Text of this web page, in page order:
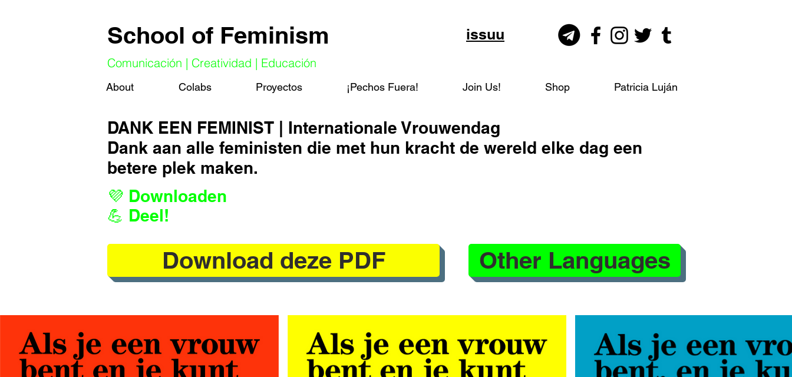
School of Feminism issuu
Comunicación | Creatividad | Educación
About Colabs Proyectos ¡Pechos Fuera! Join Us! Shop Patricia Luján
DANK EEN FEMINIST | Internationale Vrouwendag
Dank aan alle feministen die met hun kracht de wereld elke dag een
betere plek maken.
💜 Downloaden
💪 Deel!
Download deze PDF Other Languages